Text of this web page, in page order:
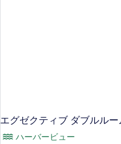
エグゼクティブ ダブルル
ハーバービュー